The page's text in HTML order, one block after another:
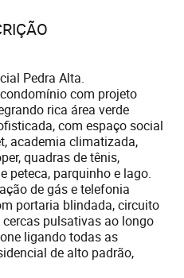
Pedra Alta.
com projeto
rica área verde
com espaço social
academia climatizada,
quadras de tênis,
peteca, parquinho e lago.
de gás e telefonia
portaria blindada, circuito
pulsativas ao longo
ligando todas as
de alto padrão,